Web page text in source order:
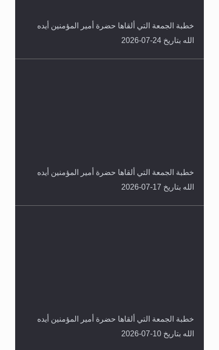
خطبة الجمعة التي ألقاها حضرة أمير المؤمنين أيده
الله بتاريخ 24-07-2026
خطبة الجمعة التي ألقاها حضرة أمير المؤمنين أيده
الله بتاريخ 17-07-2026
خطبة الجمعة التي ألقاها حضرة أمير المؤمنين أيده
الله بتاريخ 10-07-2026